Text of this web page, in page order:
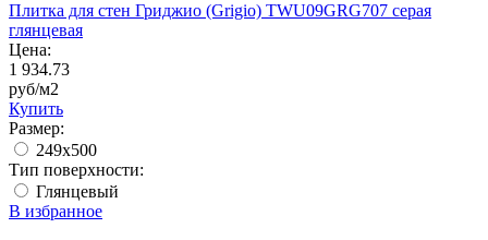
Плитка для стен Гриджио (Grigio) TWU09GRG707 серая
глянцевая
Цена:
1 934.73
руб/м2
Купить
Размер:
249x500
Тип поверхности:
Глянцевый
В избранное